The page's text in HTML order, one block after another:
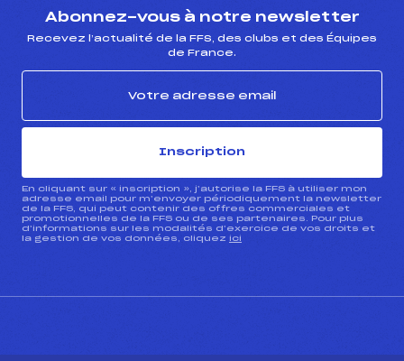
Abonnez-vous à notre newsletter
Recevez l’actualité de la FFS, des clubs et des Équipes
de France.
Inscription
En cliquant sur « inscription », j’autorise la FFS à utiliser mon
adresse email pour m’envoyer périodiquement la newsletter
de la FFS, qui peut contenir des offres commerciales et
promotionnelles de la FFS ou de ses partenaires. Pour plus
d’informations sur les modalités d’exercice de vos droits et
la gestion de vos données, cliquez ici